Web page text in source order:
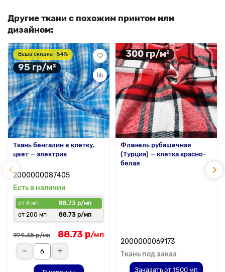
Другие ткани с похожим принтом или
дизайном:
Ваша скидка -54%
95 гр/м²
Ткань бенгалин в клетку,
цвет — электрик
2000000087405
Есть в наличии
от 6 мп
88.73 р/мп
от 200 мп
88.73 р/мп
194.35 р/мп 88.73 р/мп
300 гр/м²
Фланель рубашечная
(Турция) — клетка красно-
белая
2000000069173
Ткань под заказ
Заказать от 1500 мп